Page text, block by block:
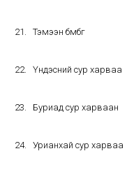
Тэмээн бөмбөг
Үндэсний сур харваа
Буриад сур харваан
Урианхай сур харваа